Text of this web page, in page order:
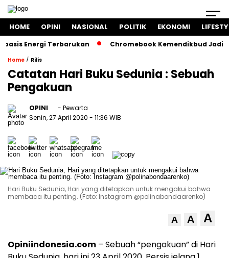
HOME OPINI NASIONAL POLITIK EKONOMI
Energi Terbarukan Chromebook Kemendikbud Jadi
Home / Rilis
Catatan Hari Buku Sedunia : Sebuah
Pengakuan
OPINI
- Pewarta
Senin, 27 April 2020 - 11:36 WIB
Hari Buku Sedunia, Hari yang ditetapkan untuk mengakui bahwa
membaca itu penting. (Foto: Instagram @polinabondaarenko)
A A A
Opiniindonesia.com – Sebuah “pengakuan” di Hari